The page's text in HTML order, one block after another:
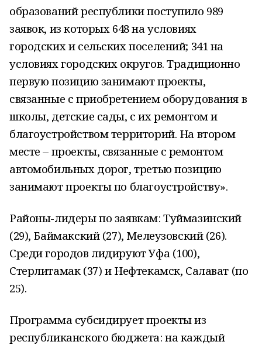
образований республики поступило 989
заявок, из которых 648 на условиях
городских и сельских поселений; 341 на
условиях городских округов. Традиционно
первую позицию занимают проекты,
связанные с приобретением оборудования в
школы, детские сады, с их ремонтом и
благоустройством территорий. На втором
месте – проекты, связанные с ремонтом
автомобильных дорог, третью позицию
занимают проекты по благоустройству».
Районы-лидеры по заявкам: Туймазинский
(29), Баймакский (27), Мелеузовский (26).
Среди городов лидируют Уфа (100),
Стерлитамак (37) и Нефтекамск, Салават (по
25).
Программа субсидирует проекты из
республиканского бюджета: на каждый